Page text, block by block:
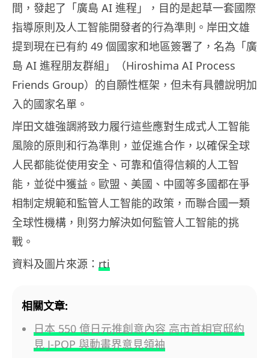
間，發起了「廣島 AI 進程」，目的是起草一套國際
指導原則及人工智能開發者的行為準則。岸田文雄
提到現在已有約 49 個國家和地區簽署了，名為「廣
島 AI 進程朋友群組」（Hiroshima AI Process
Friends Group）的自願性框架，但未有具體說明加
入的國家名單。
岸田文雄強調將致力履行這些應對生成式人工智能
風險的原則和行為準則，並促進合作，以確保全球
人民都能從使用安全、可靠和值得信賴的人工智
能，並從中獲益。歐盟、美國、中國等多國都在爭
相制定規範和監管人工智能的政策，而聯合國一類
全球性機構，則努力解決如何監管人工智能的挑
戰。
資料及圖片來源： rti
相關文章:
日本 550 億日元推創意內容 高市首相官邸約
見 J-POP 與動畫界意見領袖